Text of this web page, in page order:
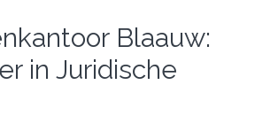
Blaauw:
in Juridische